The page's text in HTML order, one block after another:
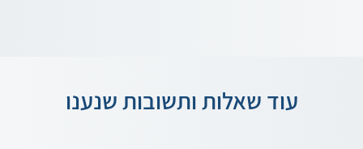
עוד שאלות ותשובות שנענו